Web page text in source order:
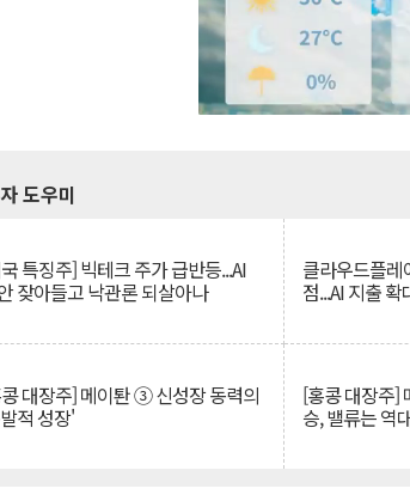
도우미
특징주] 빅테크 주가 급반등...AI
잦아들고 낙관론 되살아나
클라우드플
점...AI 지출
대장주] 메이퇀 ③ 신성장 동력의
적 성장'
[홍콩 대장주]
승, 밸류는 역